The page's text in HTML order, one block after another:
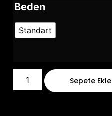
Beden
Standart
Sepete Ekle